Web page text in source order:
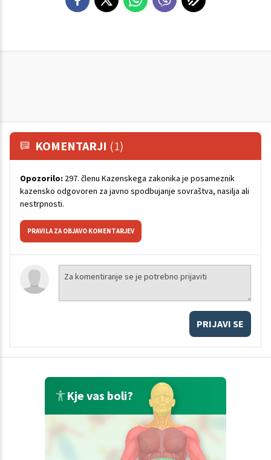
KOMENTARJI (1)
Opozorilo: 297. členu Kazenskega zakonika je posameznik
kazensko odgovoren za javno spodbujanje sovraštva, nasilja ali
nestrpnosti.
PRAVILA ZA OBJAVO KOMENTARJEV
PRIJAVI SE
Kje vas boli?